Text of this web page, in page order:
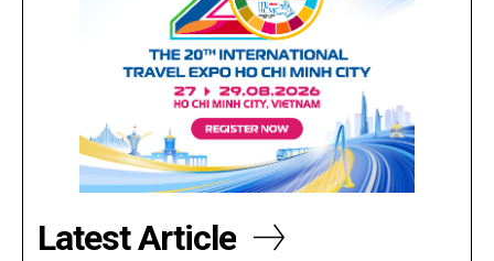
Latest Article